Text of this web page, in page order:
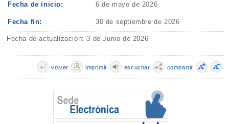
Fecha de inicio: 6 de mayo de 2026
Fecha fin: 30 de septiembre de 2026
Fecha de actualización: 3 de Junio de 2026
compartir
escuchar
imprimir
volver